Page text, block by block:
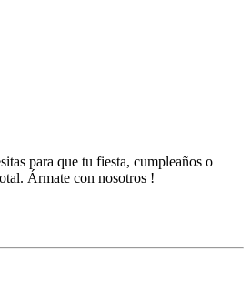
para que tu fiesta, cumpleaños o
Ármate con nosotros !